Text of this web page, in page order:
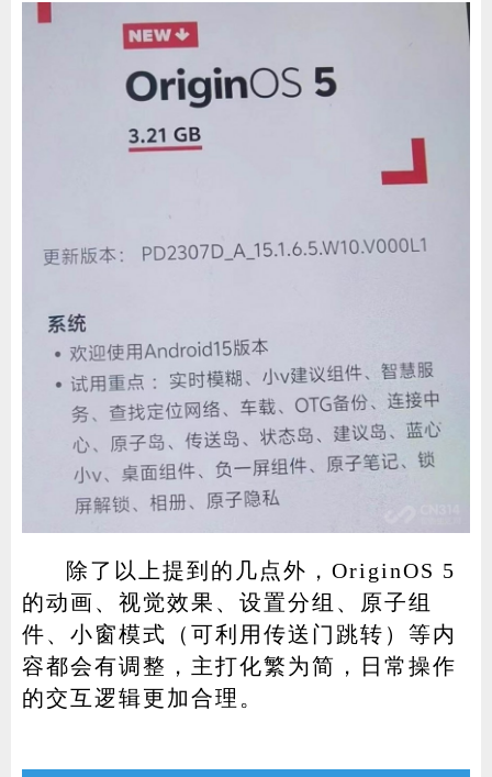
除了以上提到的几点外，OriginOS 5
的动画、视觉效果、设置分组、原子组
件、小窗模式（可利用传送门跳转）等内
容都会有调整，主打化繁为简，日常操作
的交互逻辑更加合理。